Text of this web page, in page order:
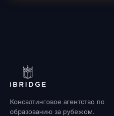
Консалтинговое агентство по
образованию за рубежом.